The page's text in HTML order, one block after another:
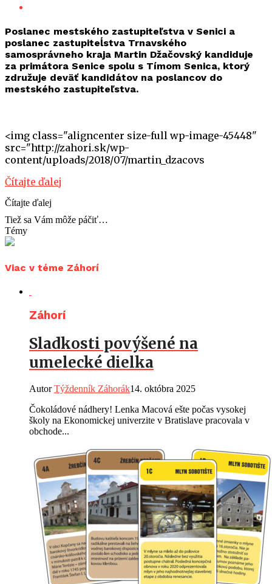
Poslanec mestského zastupiteľstva v Senici a
poslanec zastupiteĺstva Trnavského
samosprávneho kraja Martin Džačovský kandiduje
za primátora Senice spolu s Tímom Senica, ktorý
združuje deväť kandidátov na poslancov do
mestského zastupiteľstva.
<img class="aligncenter size-full wp-image-45448"
src="http://zahori.sk/wp-
content/uploads/2018/07/martin_dzacovs
Čítajte ďalej
Čítajte ďalej
Tiež sa Vám môže páčiť…
Témy
Viac v téme Záhorí
Záhorí
Sladkosti povýšené na
umelecké dielka
AutorTýždenník Záhorák14. októbra 2025
Čokoládové nádhery! Lenka Macová ešte počas vysokej
školy na Ekonomickej univerzite v Bratislave pracovala v
obchode...